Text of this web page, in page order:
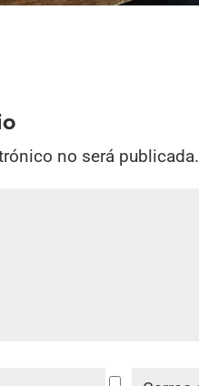
no será publicada.